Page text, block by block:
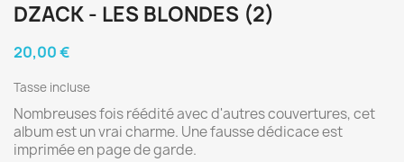
DZACK - LES BLONDES (2)
20,00 €
Tasse incluse
Nombreuses fois réédité avec d'autres couvertures, cet
album est un vrai charme. Une fausse dédicace est
imprimée en page de garde.